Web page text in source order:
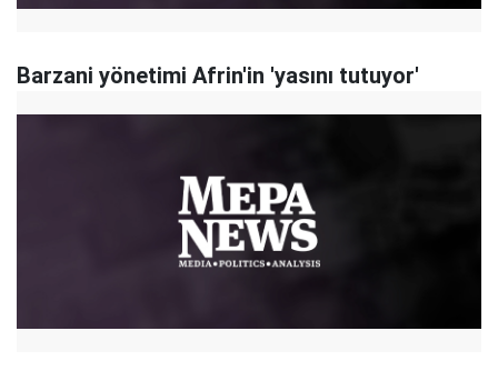
Barzani yönetimi Afrin'in 'yasını tutuyor'